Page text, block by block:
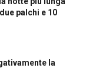
palchi e 10
la